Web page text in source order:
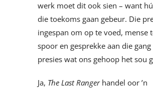
werk moet dit ook sien – want
die toekoms gaan gebeur. Die
ingespan om op te voed, mense
spoor en gesprekke aan die
presies wat ons gehoop het sou
Ja, The Last Rangerhandel oor ’n